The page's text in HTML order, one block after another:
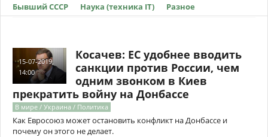
Бывший СССР
Наука (техника IT) Разное
15-07-2019,
14:00
Косачев: ЕС удобнее вводить
санкции против России, чем
одним звонком в Киев
прекратить войну на Донбассе
В мире / Украина / Политика
Как Евросоюз может остановить конфликт на Донбассе и
почему он этого не делает.